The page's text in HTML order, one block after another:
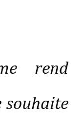
rend
souhaite